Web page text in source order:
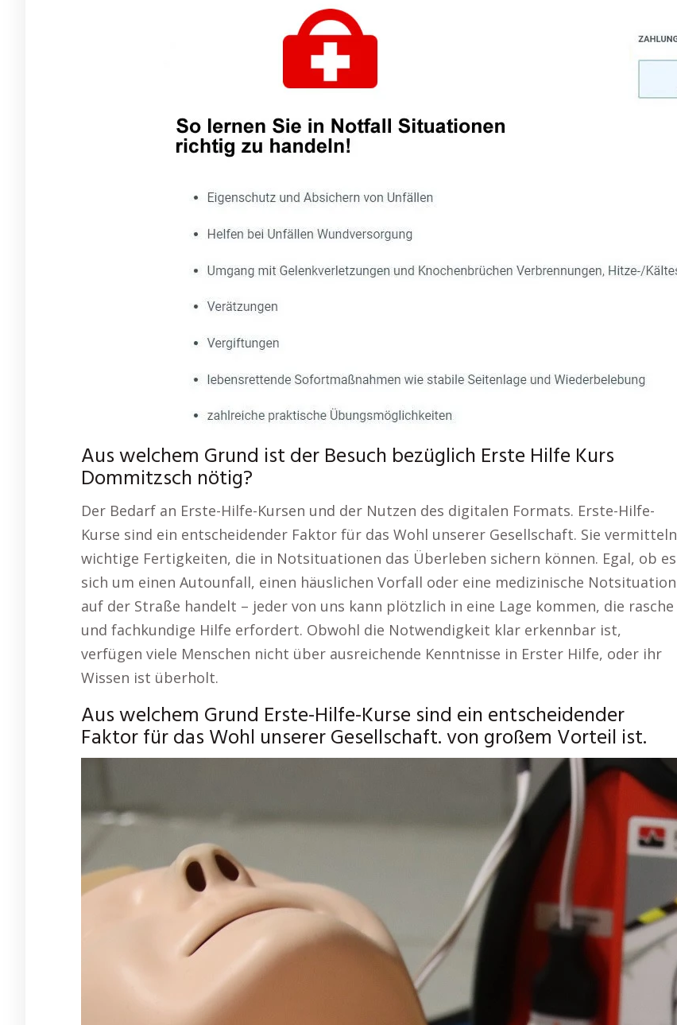
Aus welchem Grund ist der Besuch bezüglich Erste Hilfe Kurs
Dommitzsch nötig?
Der Bedarf an Erste-Hilfe-Kursen und der Nutzen des digitalen Formats. Erste-Hilfe-
Kurse sind ein entscheidender Faktor für das Wohl unserer Gesellschaft. Sie vermitteln
wichtige Fertigkeiten, die in Notsituationen das Überleben sichern können. Egal, ob es
sich um einen Autounfall, einen häuslichen Vorfall oder eine medizinische Notsituation
auf der Straße handelt – jeder von uns kann plötzlich in eine Lage kommen, die rasche
und fachkundige Hilfe erfordert. Obwohl die Notwendigkeit klar erkennbar ist,
verfügen viele Menschen nicht über ausreichende Kenntnisse in Erster Hilfe, oder ihr
Wissen ist überholt.
Aus welchem Grund Erste-Hilfe-Kurse sind ein entscheidender
Faktor für das Wohl unserer Gesellschaft. von großem Vorteil ist.